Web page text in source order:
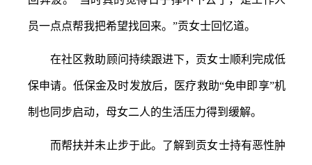
员一点点帮我把希望找回来。”贡女士回忆道。
在社区救助顾问持续跟进下，贡女士顺利完成低
保申请。低保金及时发放后，医疗救助“免申即享”机
制也同步启动，母女二人的生活压力得到缓解。
而帮扶并未止步于此。了解到贡女士持有恶性肿